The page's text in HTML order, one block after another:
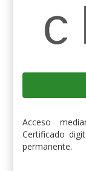
Acceso
Certificado
permanente.